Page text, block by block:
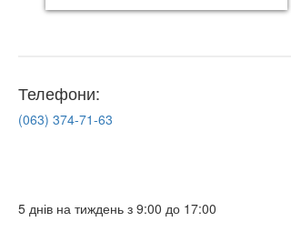
Телефони:
(063) 374-71-63
5 днів на тиждень з 9:00 до 17:00